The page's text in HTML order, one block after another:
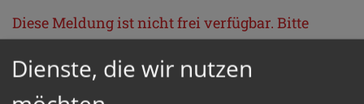
Diese Meldung ist nicht frei verfügbar. Bitte
ProduktKathpress_online.
Dienste, die wir nutzen